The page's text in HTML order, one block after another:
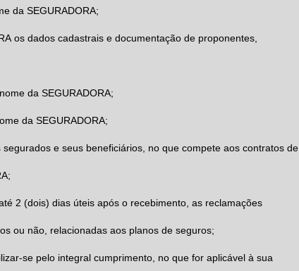
da SEGURADORA;
os dados cadastrais e documentação de proponentes,
da SEGURADORA;
da SEGURADORA;
e seus beneficiários, no que compete aos contratos de
2 (dois) dias úteis após o recebimento, as reclamações
ou não, relacionadas aos planos de seguros;
se pelo integral cumprimento, no que for aplicável à sua